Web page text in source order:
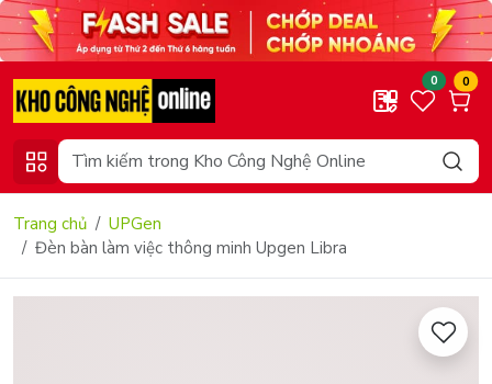
0 0
Trang chủ
UPGen
Đèn bàn làm việc thông minh Upgen Libra